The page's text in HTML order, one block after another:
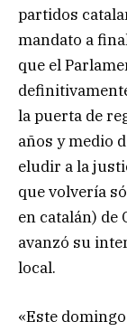
partidos
mandato a
que el
la puerta de
años y medio
eludir a la
que volvería
en catalán) de
avanzó su
local.
«Este